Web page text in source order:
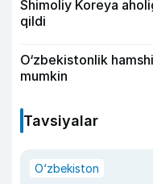
Shimoliy Koreya
qildi
O‘zbekistonlik
mumkin
Tavsiyalar
O‘zbekiston